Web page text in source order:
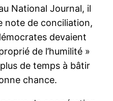
National Journal, il
note de conciliation,
devaient
de l’humilité »
de temps à bâtir
chance.